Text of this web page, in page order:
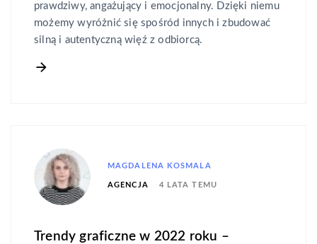
prawdziwy, angażujący i emocjonalny. Dzięki niemu
możemy wyróżnić się spośród innych i zbudować
silną i autentyczną więź z odbiorcą.
MAGDALENA KOSMALA
AGENCJA 4 LATA TEMU
Trendy graficzne w 2022 roku –